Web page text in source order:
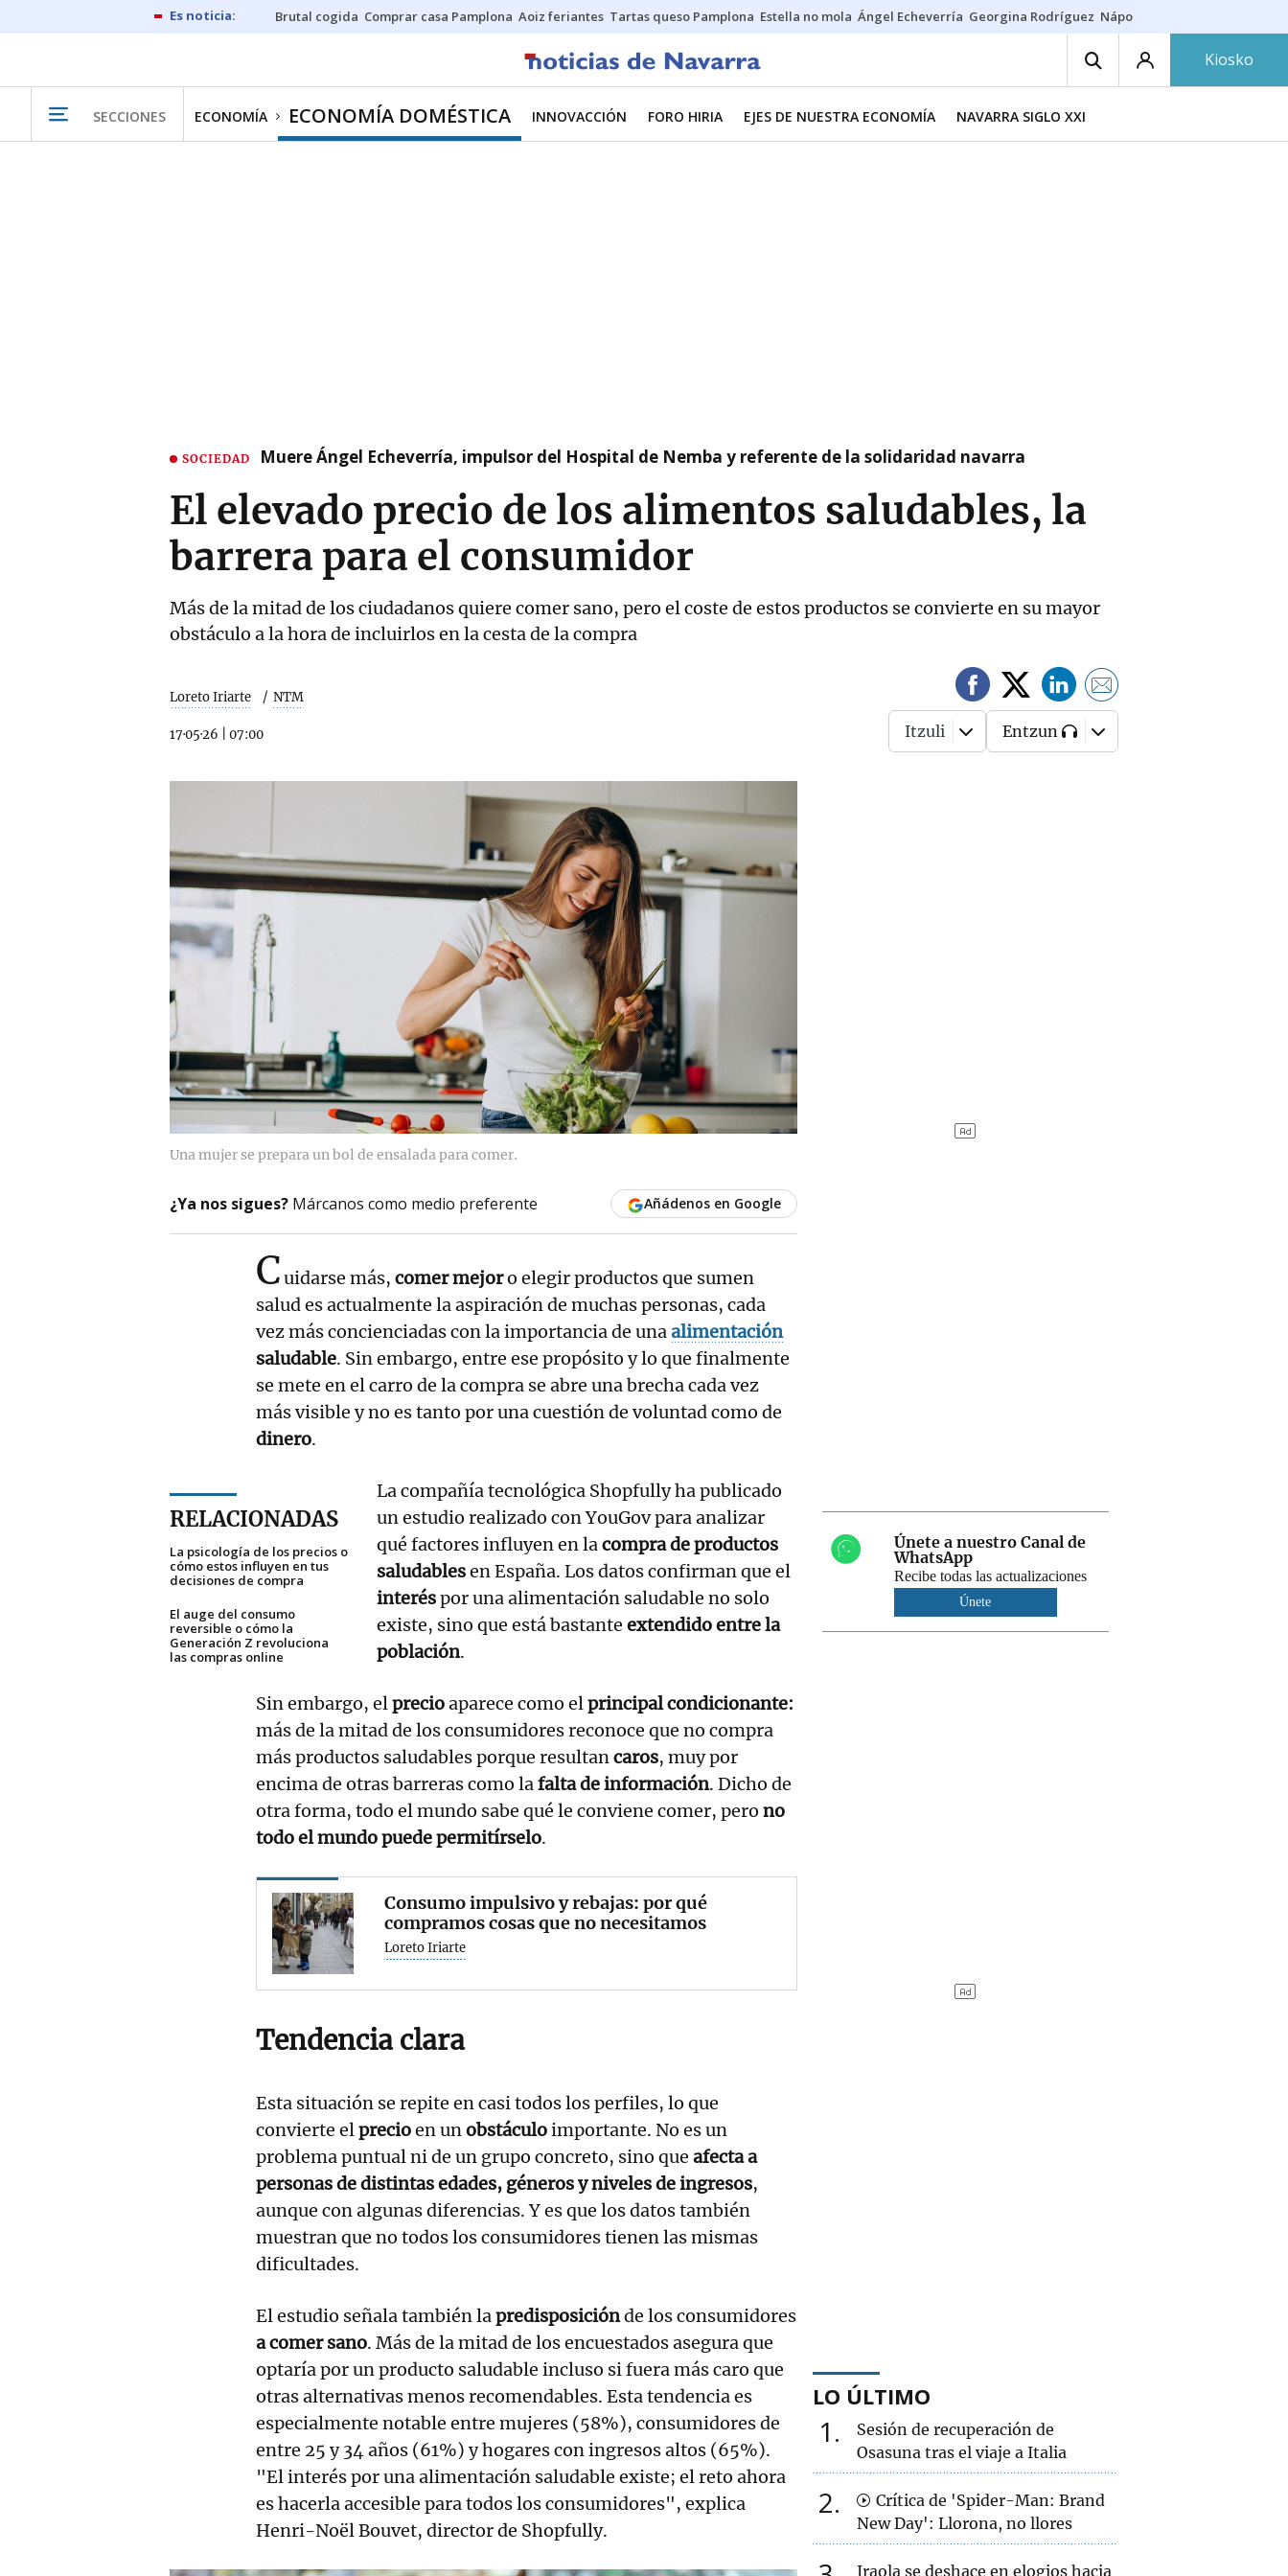
Brutal cogida Comprar casa Pamplona Aoiz feriantes Tartas queso Pamplona Estella no mola Ángel Echeverría Georgina Rodríguez Nápoles - Osasuna
Kiosko
SECCIONES ECONOMÍA ECONOMÍA DOMÉSTICA INNOVACCIÓN FORO HIRIA EJES DE NUESTRA ECONOMÍA NAVARRA SIGLO XXI
SOCIEDAD Muere Ángel Echeverría, impulsor del Hospital de Nemba y referente de la solidaridad navarra
El elevado precio de los alimentos saludables, la
barrera para el consumidor
Más de la mitad de los ciudadanos quiere comer sano, pero el coste de estos productos se convierte en su mayor
obstáculo a la hora de incluirlos en la cesta de la compra
Loreto Iriarte NTM
17·05·26 07:00 Itzuli Entzun
Una mujer se prepara un bol de ensalada para comer.
¿Ya nos sigues? Márcanos como medio preferente Añádenos en Google
Cuidarse más, comer mejoro elegir productos que sumen
salud es actualmente la aspiración de muchas personas, cada
vez más concienciadas con la importancia de unaalimentación
saludable. Sin embargo, entre ese propósito y lo que finalmente
se mete en el carro de la compra se abre una brecha cada vez
más visible y no es tanto por una cuestión de voluntad como de
dinero.
RELACIONADAS
La psicología de los precios o
cómo estos influyen en tus
decisiones de compra
El auge del consumo
reversible o cómo la
Generación Z revoluciona
las compras online
La compañía tecnológica Shopfully ha publicado
un estudio realizado con YouGov para analizar
qué factores influyen en lacompra de productos
saludablesen España. Los datos confirman que el
interéspor una alimentación saludable no solo
existe, sino que está bastanteextendido entre la
población.
Sin embargo, elprecioaparece como elprincipal condicionante:
más de la mitad de los consumidores reconoce que no compra
más productos saludables porque resultancaros, muy por
encima de otras barreras como lafalta de información. Dicho de
otra forma, todo el mundo sabe qué le conviene comer, pero no
todo el mundo puede permitírselo.
Consumo impulsivo y rebajas: por qué
compramos cosas que no necesitamos
Loreto Iriarte
Tendencia clara
Esta situación se repite en casi todos los perfiles, lo que
convierte elprecioen unobstáculoimportante. No es un
problema puntual ni de un grupo concreto, sino que afecta a
personas de distintas edades, géneros y niveles de ingresos,
aunque con algunas diferencias. Y es que los datos también
muestran que no todos los consumidores tienen las mismas
dificultades.
El estudio señala también lapredisposiciónde los consumidores
a comer sano. Más de la mitad de los encuestados asegura que
optaría por un producto saludable incluso si fuera más caro que
otras alternativas menos recomendables. Esta tendencia es
especialmente notable entre mujeres (58%), consumidores de
entre 25 y 34 años (61%) y hogares con ingresos altos (65%).
"El interés por una alimentación saludable existe; el reto ahora
es hacerla accesible para todos los consumidores", explica
Henri-Noël Bouvet, director de Shopfully.
Únete a nuestro Canal de
WhatsApp
Recibe todas las actualizaciones
Únete
LO ÚLTIMO
1
Sesión de recuperación de
Osasuna tras el viaje a Italia
2
Crítica de 'Spider-Man: Brand
New Day': Llorona, no llores
Iraola se deshace en elogios hacia